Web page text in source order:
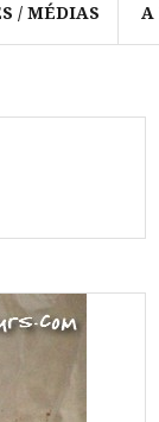
/ MÉDIAS A